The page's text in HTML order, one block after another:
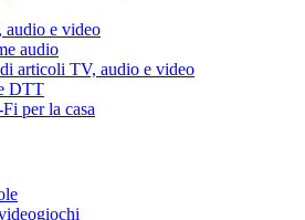
e video
audio
articoli TV, audio e video
DTT
per la casa